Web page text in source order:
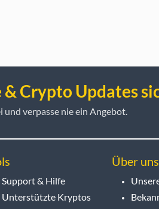
Crypto Updates
verpasse nie ein Angebot.
Support & Hilfe
Unterstützte Kryptos
Über uns